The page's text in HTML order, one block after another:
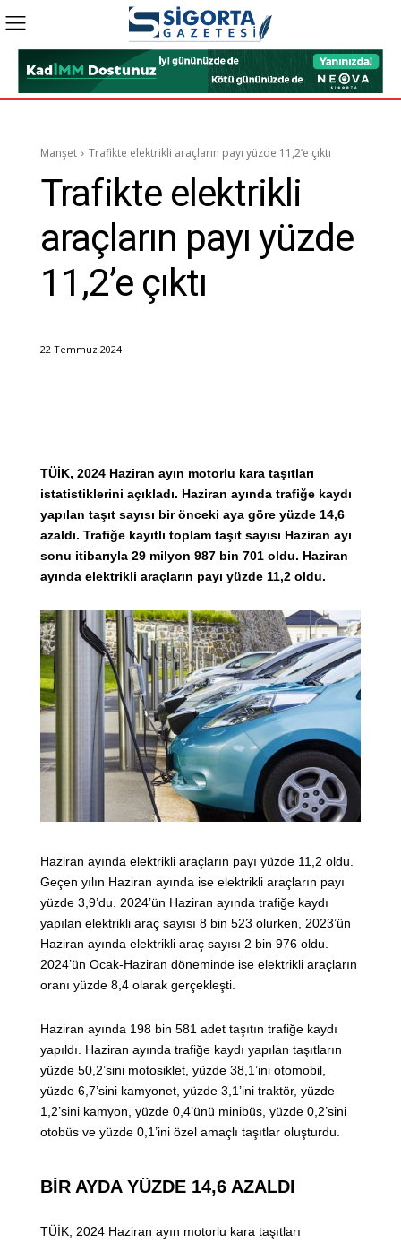
Manşet Trafikte elektrikli araçların payı yüzde 11,2’e çıktı
Trafikte elektrikli
araçların payı yüzde
11,2’e çıktı
22 Temmuz 2024
TÜİK, 2024 Haziran ayın motorlu kara taşıtları
istatistiklerini açıkladı. Haziran ayında trafiğe kaydı
yapılan taşıt sayısı bir önceki aya göre yüzde 14,6
azaldı. Trafiğe kayıtlı toplam taşıt sayısı Haziran ayı
sonu itibarıyla 29 milyon 987 bin 701 oldu. Haziran
ayında elektrikli araçların payı yüzde 11,2 oldu.
Haziran ayında elektrikli araçların payı yüzde 11,2 oldu.
Geçen yılın Haziran ayında ise elektrikli araçların payı
yüzde 3,9’du. 2024’ün Haziran ayında trafiğe kaydı
yapılan elektrikli araç sayısı 8 bin 523 olurken, 2023’ün
Haziran ayında elektrikli araç sayısı 2 bin 976 oldu.
2024’ün Ocak-Haziran döneminde ise elektrikli araçların
oranı yüzde 8,4 olarak gerçekleşti.
Haziran ayında 198 bin 581 adet taşıtın trafiğe kaydı
yapıldı. Haziran ayında trafiğe kaydı yapılan taşıtların
yüzde 50,2’sini motosiklet, yüzde 38,1’ini otomobil,
yüzde 6,7’sini kamyonet, yüzde 3,1’ini traktör, yüzde
1,2’sini kamyon, yüzde 0,4’ünü minibüs, yüzde 0,2’sini
otobüs ve yüzde 0,1’ini özel amaçlı taşıtlar oluşturdu.
BİR AYDA YÜZDE 14,6 AZALDI
TÜİK, 2024 Haziran ayın motorlu kara taşıtları